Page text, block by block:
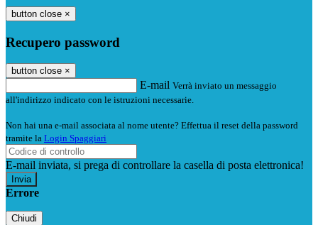
button close ×
Recupero password
button close ×
E-mail Verrà inviato un messaggio
all'indirizzo indicato con le istruzioni necessarie.
Non hai una e-mail associata al nome utente? Effettua il reset della password
tramite la Login Spaggiari
E-mail inviata, si prega di controllare la casella di posta elettronica!
Errore
Chiudi